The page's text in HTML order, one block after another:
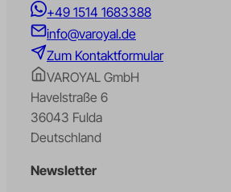
+49 1514 1683388
info@varoyal.de
Zum Kontaktformular
VAROYAL GmbH
Havelstraße 6
36043 Fulda
Deutschland
Newsletter